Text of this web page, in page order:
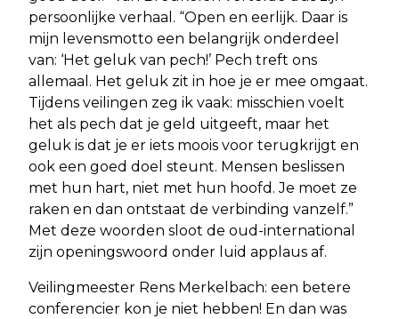
persoonlijke verhaal. “Open en eerlijk. Daar is
mijn levensmotto een belangrijk onderdeel
van: ‘Het geluk van pech!’ Pech treft ons
allemaal. Het geluk zit in hoe je er mee omgaat.
Tijdens veilingen zeg ik vaak: misschien voelt
het als pech dat je geld uitgeeft, maar het
geluk is dat je er iets moois voor terugkrijgt en
ook een goed doel steunt. Mensen beslissen
met hun hart, niet met hun hoofd. Je moet ze
raken en dan ontstaat de verbinding vanzelf.”
Met deze woorden sloot de oud-international
zijn openingswoord onder luid applaus af.
Veilingmeester Rens Merkelbach: een betere
conferencier kon je niet hebben! En dan was